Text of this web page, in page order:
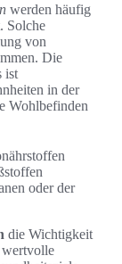
werden häufig
Solche
von
Die
ist
in der
Wohlbefinden
oder der
die Wichtigkeit
wertvolle